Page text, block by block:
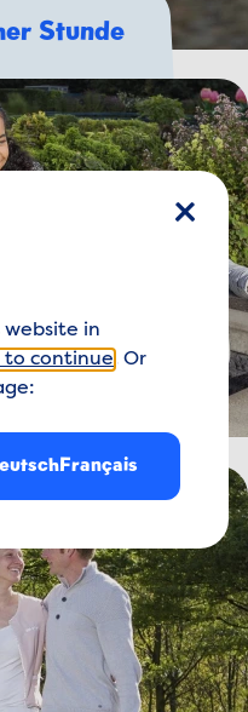
Stunde
website in
to continue . Or
Français